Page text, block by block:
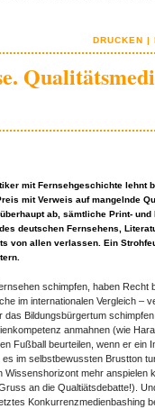
DRUCKEN |
mit Fernsehgeschichte lehnt
mit Verweis auf mangelnde
ab, sämtliche Print- und
deutschen Fernsehens,
von allen verlassen. Ein
schimpfen, haben Recht
im internationalen Vergleich –
das Bildungsbürgertum
anmahnen (wie
Fußball beurteilen, wenn er ein
im selbstbewussten Brustton
Wissenshorizont mehr anspielen
an die Qualtiätsdebatte!).
Konkurrenzmedienbashing